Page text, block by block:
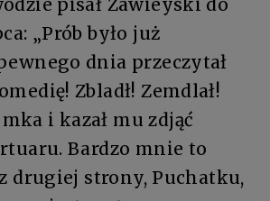
pisał Zawieyski do
„Prób było już
dnia przeczytał
Zbladł! Zemdlał!
i kazał mu zdjąć
Bardzo mnie to
drugiej strony, Puchatku,